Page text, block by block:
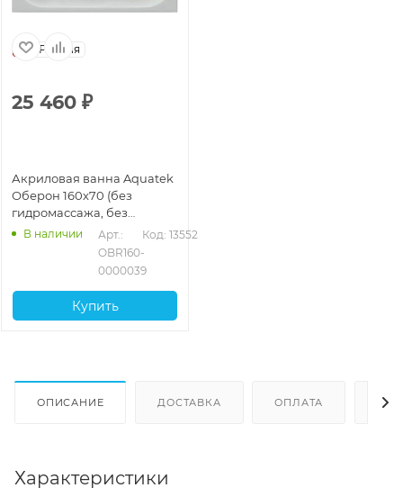
Россия
25 460 ₽
Акриловая ванна Aquatek
Оберон 160x70 (без
гидромассажа, без
фронтального экрана)
В наличии
Арт.:
OBR160-
0000039
Код: 13552
Купить
ОПИСАНИЕ ДОСТАВКА ОПЛАТА
Характеристики